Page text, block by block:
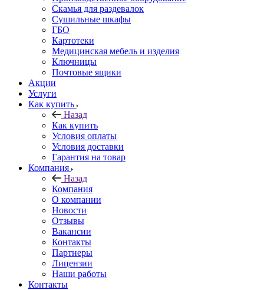
Скамья для раздевалок
Сушильные шкафы
ГБО
Картотеки
Медицинская мебель и изделия
Ключницы
Почтовые ящики
Акции
Услуги
Как купить
Назад
Как купить
Условия оплаты
Условия доставки
Гарантия на товар
Компания
Назад
Компания
О компании
Новости
Отзывы
Вакансии
Контакты
Партнеры
Лицензии
Наши работы
Контакты